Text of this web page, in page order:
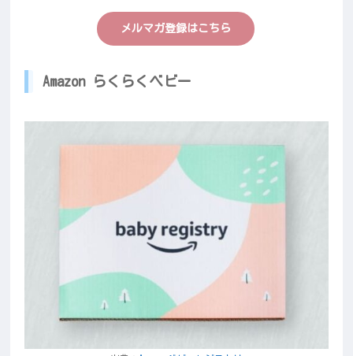
メルマガ登録はこちら
Amazon らくらくベビー